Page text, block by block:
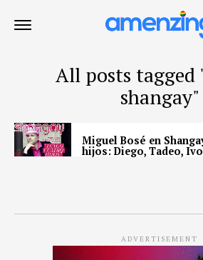
All posts tagged
shangay"
Miguel Bosé en
hijos: Diego, Tadeo,
ADVERTISEMENT